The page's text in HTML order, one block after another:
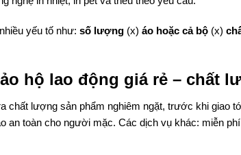
yếu tố như: số lượng (x) áo hoặc cả bộ (x)
hộ lao động giá rẻ – chất
chất lượng sản phẩm nghiêm ngặt, trước khi giao
an toàn cho người mặc. Các dịch vụ khác: miễn